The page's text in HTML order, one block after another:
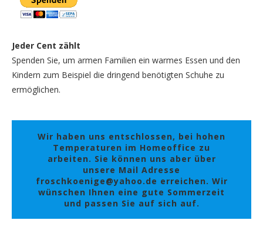
Jeder Cent zählt
Spenden Sie, um armen Familien ein warmes Essen und den
Kindern zum Beispiel die dringend benötigten Schuhe zu
ermöglichen.
Wir haben uns entschlossen, bei hohen
Temperaturen im Homeoffice zu
arbeiten. Sie können uns aber über
unsere Mail Adresse
froschkoenige@yahoo.de erreichen. Wir
wünschen Ihnen eine gute Sommerzeit
und passen Sie auf sich auf.